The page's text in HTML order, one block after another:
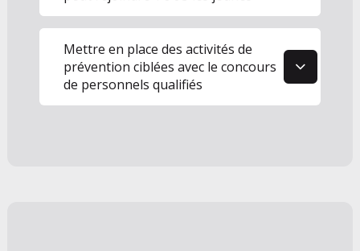
Mettre en place des activités de
prévention ciblées avec le concours
de personnels qualifiés